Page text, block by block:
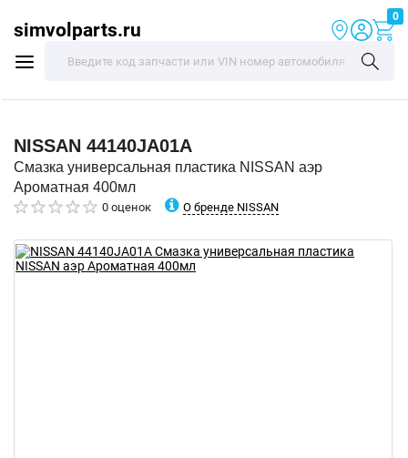
simvolparts.ru
0
NISSAN 44140JA01A
Смазка универсальная пластика NISSAN аэр
Ароматная 400мл
0 оценок О бренде NISSAN